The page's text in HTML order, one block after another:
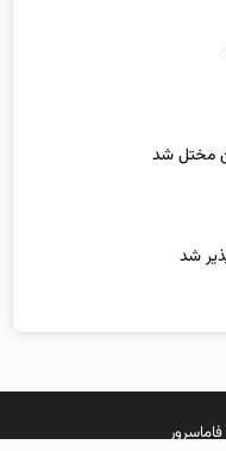
مختل شد
شد
فاماسرور